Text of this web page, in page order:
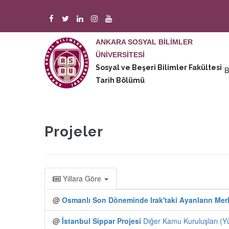
atla
ANKARA SOSYAL BİLİMLER
ÜNİVERSİTESİ
Sosyal ve Beşeri Bilimler Fakültesi
Tarih Bölümü
Projeler